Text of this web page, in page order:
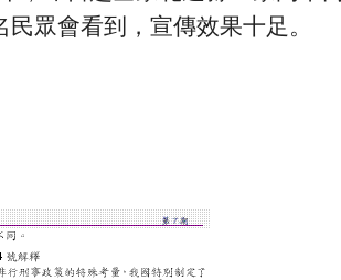
民眾會看到，宣傳效果十足。